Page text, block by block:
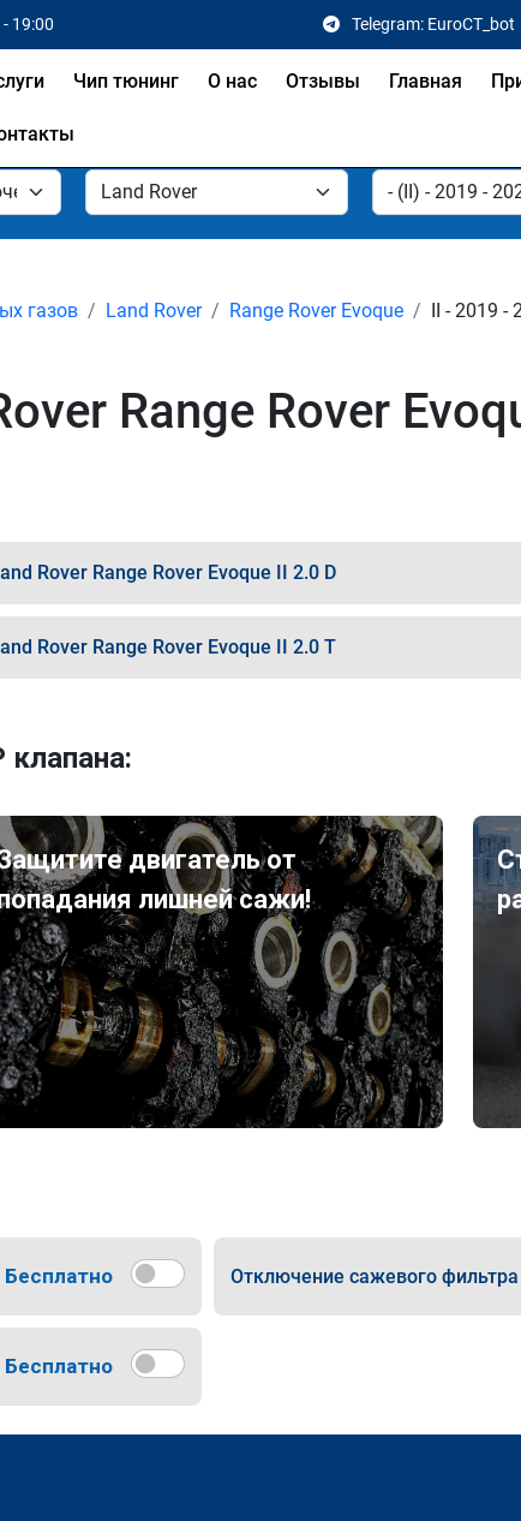
19:00 Telegram: EuroCT_bot
Чип тюнинг О нас Отзывы Главная
газов Land Rover Range Rover Evoque II - 2019 -
Range Rover
Rover Range Rover Evoque II 2.0 D
Rover Range Rover Evoque II 2.0 T
двигатель от
лишней сажи!
Бесплатно Отключение сажевого фильтра
Бесплатно